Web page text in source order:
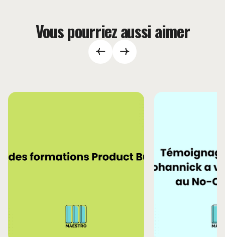
Vous pourriez aussi aimer